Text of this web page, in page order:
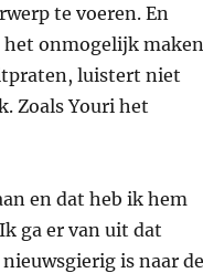
te voeren. En
het onmogelijk maken
luistert niet
Zoals Youri het
en dat heb ik hem
ga er van uit dat
is naar de